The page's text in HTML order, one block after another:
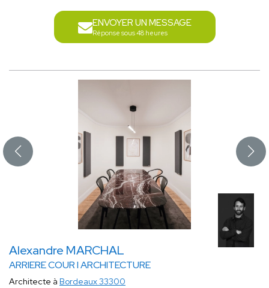
ENVOYER UN MESSAGE
Réponse sous 48 heures
Alexandre MARCHAL
ARRIERE COUR I ARCHITECTURE
Architecte à Bordeaux 33300